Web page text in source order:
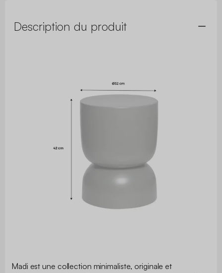
Description du produit
Madi est une collection minimaliste, originale et